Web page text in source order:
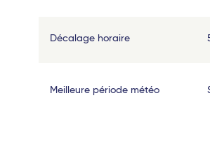
Décalage horaire
Meilleure période météo